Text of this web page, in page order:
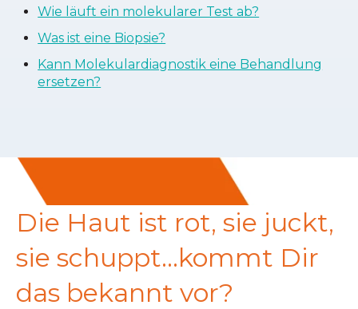
Wie läuft ein molekularer Test ab?
Was ist eine Biopsie?
Kann Molekulardiagnostik eine Behandlung
ersetzen?
Die Haut ist rot, sie juckt,
sie schuppt...kommt Dir
das bekannt vor?